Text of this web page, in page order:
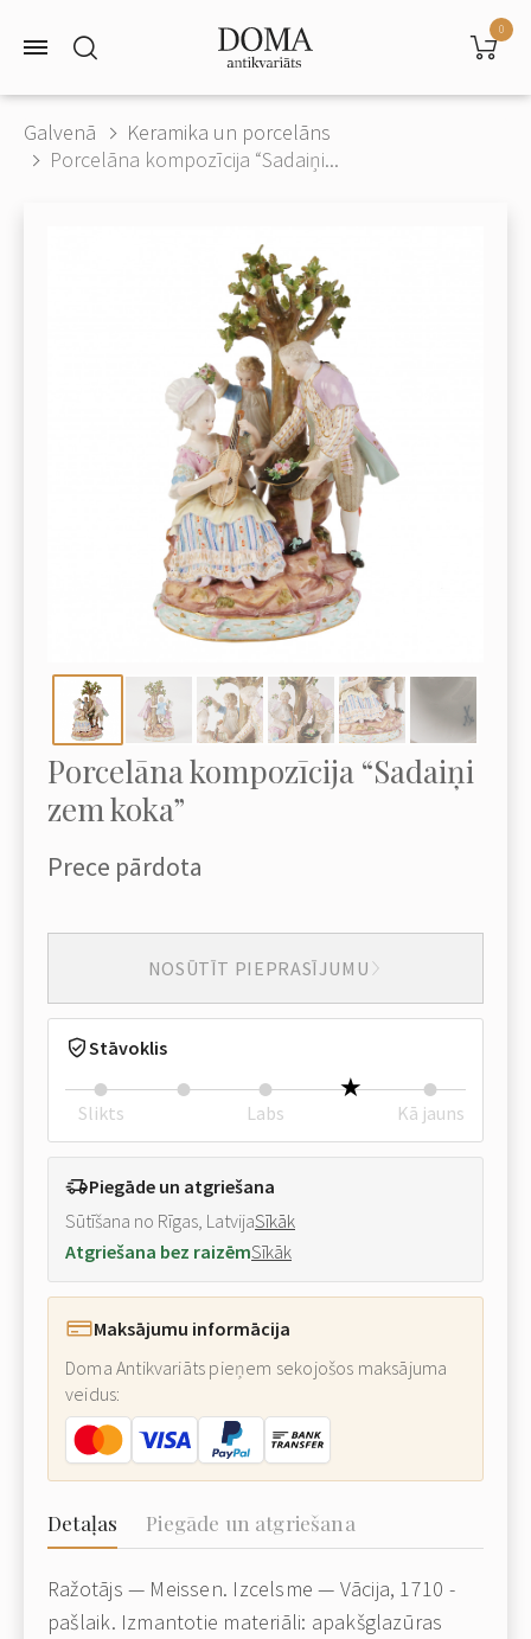
0
Galvenā
Keramika un porcelāns
Porcelāna kompozīcija “Sadaiņi...
Porcelāna kompozīcija “Sadaiņi
zem koka”
Prece pārdota
NOSŪTĪT PIEPRASĪJUMU
Stāvoklis
Slikts Labs Kā jauns
Piegāde un atgriešana
Sūtīšana no Rīgas, LatvijaSīkāk
Atgriešana bez raizēmSīkāk
Maksājumu informācija
Doma Antikvariāts pieņem sekojošos maksājuma
veidus:
Detaļas Piegāde un atgriešana
Ražotājs — Meissen. Izcelsme — Vācija, 1710 -
pašlaik. Izmantotie materiāli: apakšglazūras